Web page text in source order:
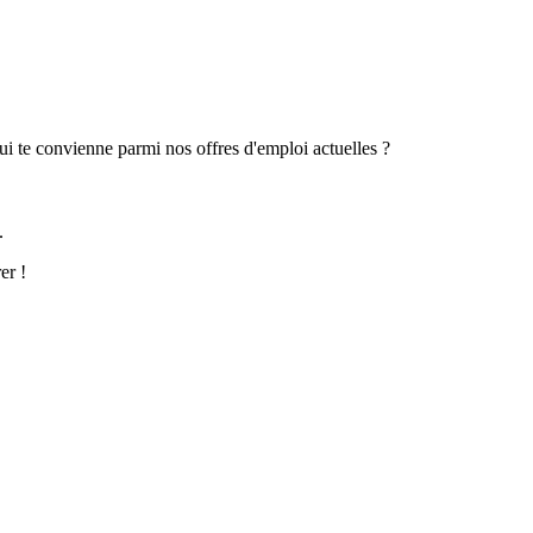
te convienne parmi nos offres d'emploi actuelles ?
!